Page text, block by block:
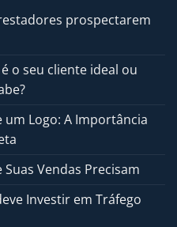
prospectarem
o seu cliente ideal ou
um Logo: A Importância
Vendas Precisam
Investir em Tráfego